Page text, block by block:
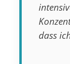
dass